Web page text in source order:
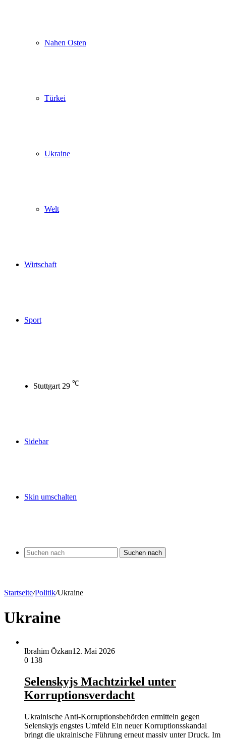
Nahen Osten
Türkei
Ukraine
Welt
Wirtschaft
Sport
Stuttgart 29 ℃
Sidebar
Skin umschalten
Suchen nach
Startseite/Politik/Ukraine
Ukraine
Ibrahim Özkan12. Mai 2026
0 138
Selenskyjs Machtzirkel unter
Korruptionsverdacht
Ukrainische Anti-Korruptionsbehörden ermitteln gegen
Selenskyjs engstes Umfeld Ein neuer Korruptionsskandal
bringt die ukrainische Führung erneut massiv unter Druck. Im